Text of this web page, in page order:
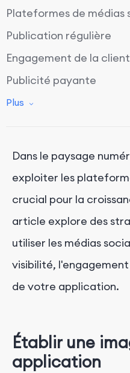
Plateformes de médias
Publication régulière
Engagement de la
Publicité payante
Conclusion
Plus
Dans le paysage
exploiter les
crucial pour la
article explore des
utiliser les médias
visibilité,
de votre application.
Établir une
application